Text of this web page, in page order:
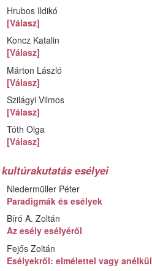
Hrubos Ildikó
[Válasz]
Koncz Katalin
[Válasz]
Márton László
[Válasz]
Szilágyi Vilmos
[Válasz]
Tóth Olga
[Válasz]
esélyei
Niedermüller Péter
Paradigmák és esélyek
Bíró A. Zoltán
Az esély esélyéről
Fejős Zoltán
Esélyekről: elmélettel vagy anélkül